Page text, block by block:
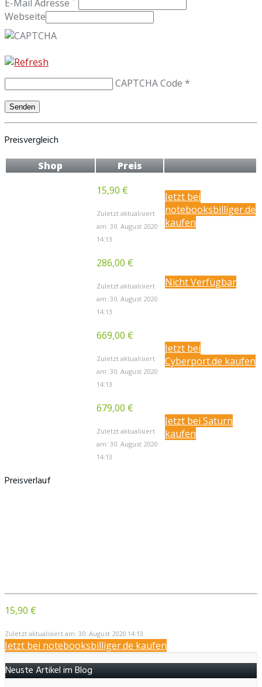
E-Mail Adresse
Webseite
CAPTCHA Code *
Preisvergleich
Shop
Preis
15,90 €
Zuletzt aktualisiert
am: 30. August 2020
14:13
Jetzt bei
notebooksbilliger.de
kaufen
286,00 €
Zuletzt aktualisiert
am: 30. August 2020
14:13
Nicht Verfügbar
669,00 €
Zuletzt aktualisiert
am: 30. August 2020
14:13
Jetzt bei
Cyberport.de kaufen
679,00 €
Zuletzt aktualisiert
am: 30. August 2020
14:13
Jetzt bei Saturn
kaufen
Preisverlauf
15,90 €
Zuletzt aktualisiert am: 30. August 2020 14:13
Jetzt bei notebooksbilliger.de kaufen
Neuste Artikel im Blog